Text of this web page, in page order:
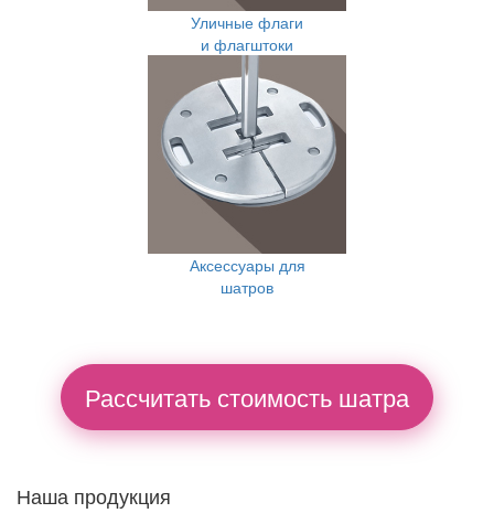
Уличные флаги
и флагштоки
Аксессуары для
шатров
Рассчитать стоимость шатра
Наша продукция